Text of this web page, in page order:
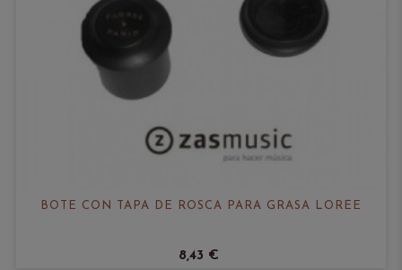
BOTE CON TAPA DE ROSCA PARA GRASA LORÉE
8,43 €